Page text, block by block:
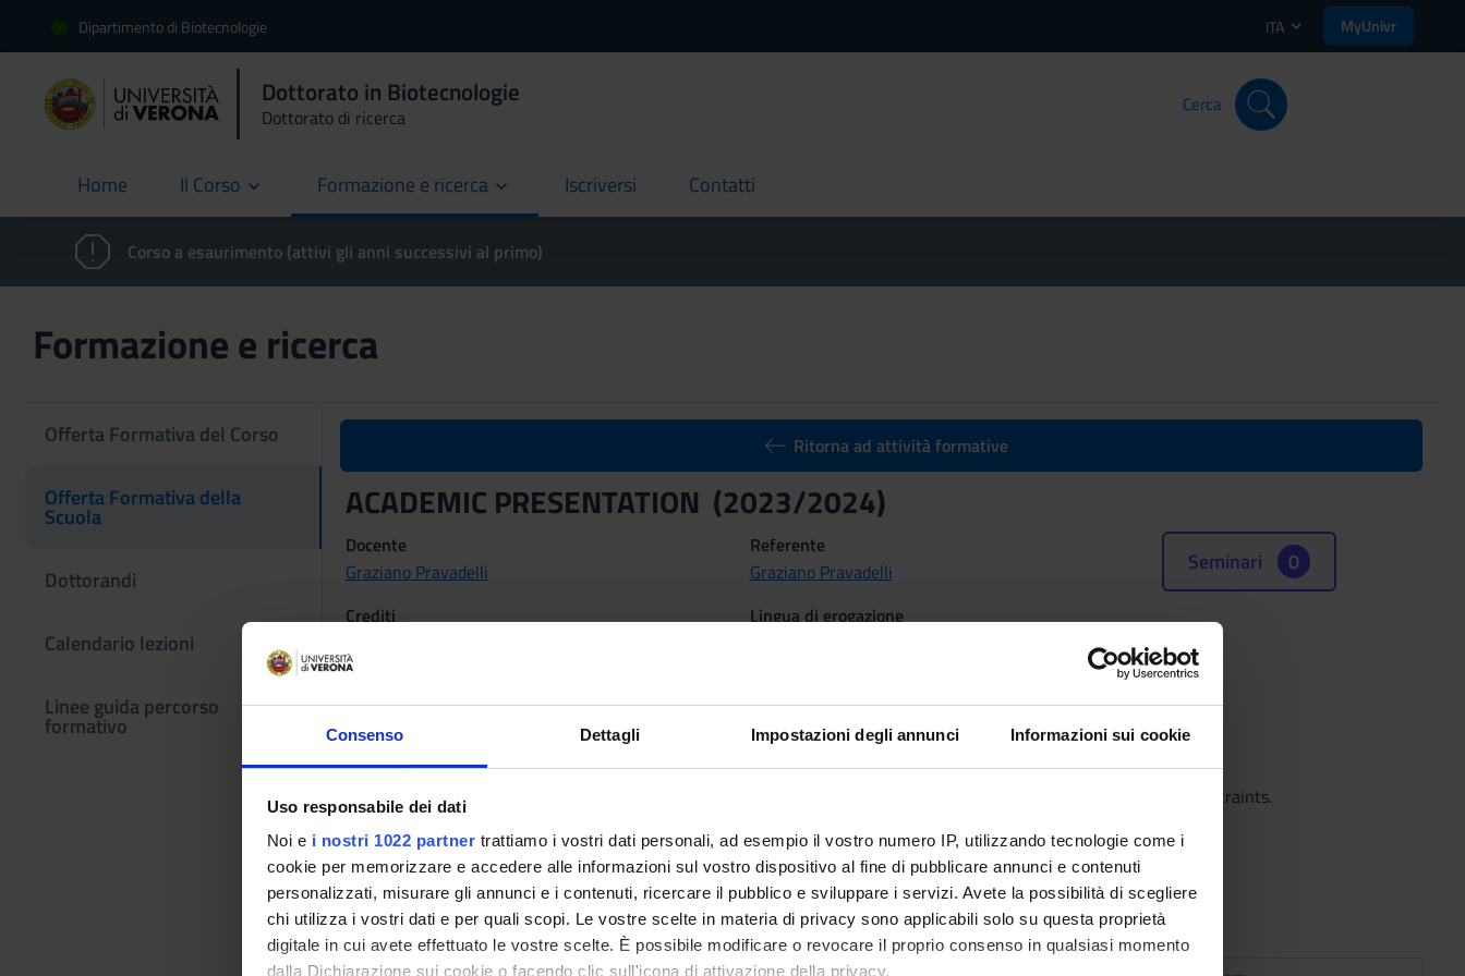
Consenso Dettagli Impostazioni degli annunci Informazioni sui cookie
Uso responsabile dei dati
Noi e i nostri 1022 partner trattiamo i vostri dati personali, ad esempio il vostro numero IP, utilizzando tecnologie come i
cookie per memorizzare e accedere alle informazioni sul vostro dispositivo al fine di pubblicare annunci e contenuti
personalizzati, misurare gli annunci e i contenuti, ricercare il pubblico e sviluppare i servizi. Avete la possibilità di scegliere
chi utilizza i vostri dati e per quali scopi. Le vostre scelte in materia di privacy sono applicabili solo su questa proprietà
digitale in cui avete effettuato le vostre scelte. È possibile modificare o revocare il proprio consenso in qualsiasi momento
dalla Dichiarazione sui cookie o facendo clic sull'icona di attivazione della privacy.
Dipartimento di Biotecnologie ITA MyUnivr
Dottorato in Biotecnologie
Dottorato di ricerca
Cerca
Home
current Il Corso Formazione e ricerca Iscriversi
current Contatti
current
Corso a esaurimento (attivi gli anni successivi al primo)
Formazione e ricerca
Offerta Formativa del Corso
Offerta Formativa della
Scuola
Dottorandi
Calendario lezioni
Linee guida percorso
formativo
Ritorna ad attività formative
ACADEMIC PRESENTATION (2023/2024)
Docente
Graziano Pravadelli
Referente
Graziano Pravadelli
Crediti
Lingua di erogazione
Scelta Libera
Seminari 0
Obiettivi di apprendimento
The student will learn how to organize a presentation by considering its goal, the expected audience and the time constraints.
Modalità didattiche
The course will be delivered in presence only. Full attendance is required.
Lezioni Programmate